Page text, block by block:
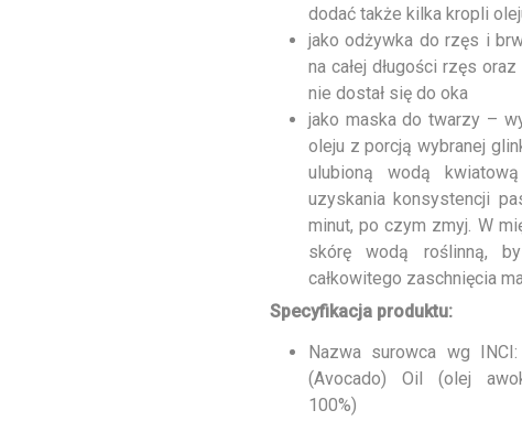
dodać także kilka kropli
jako odżywka do rzęs i
na całej długości rzęs
nie dostał się do oka
jako maska do twarzy –
oleju z porcją wybranej
ulubioną wodą
uzyskania konsystencji
minut, po czym zmyj. W
skórę wodą roślinną,
całkowitego zaschnięcia
Specyfikacja produktu:
Nazwa surowca wg
(Avocado) Oil (olej
100%)